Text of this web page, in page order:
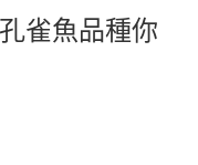
雀魚品種你